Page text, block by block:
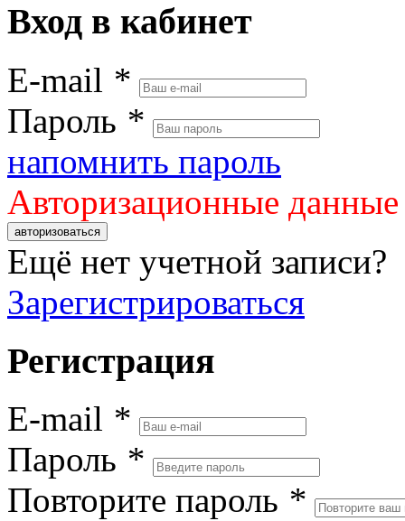
Вход в кабинет
E-mail *
Пароль *
напомнить пароль
Авторизационные
авторизоваться
Ещё нет учетной записи?
Зарегистрироваться
Регистрация
E-mail *
Пароль *
Повторите пароль *